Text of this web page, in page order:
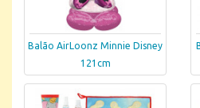
Balão AirLoonz Minnie Disney
121cm